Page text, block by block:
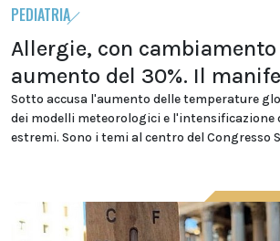
PEDIATRIA
Allergie, con
aumento del 30%. Il
Sotto accusa l'aumento delle temperature
dei modelli meteorologici e l'intensificazione
estremi. Sono i temi al centro del Congresso